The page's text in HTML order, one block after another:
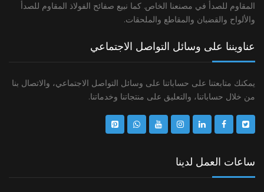
المقاوم للصدأ في مصنعنا الخاص. كما نبيع صفائح الفولاذ المقاوم للصدأ
والألواح والقضبان والمقاطع والملحقات.
عناويننا على وسائل التواصل الاجتماعي
يمكنك متابعتنا على حساباتنا على وسائل التواصل الاجتماعي، والاتصال بنا
من خلال حساباتنا، والتعليق على منتجاتنا وخدماتنا.
ساعات العمل لدينا